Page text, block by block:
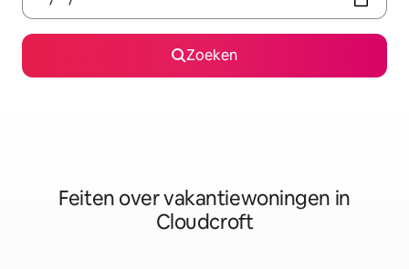
Zoeken
Feiten over vakantiewoningen in
Cloudcroft